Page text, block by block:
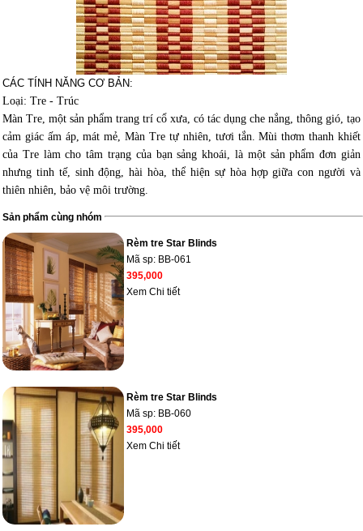
CÁC TÍNH NĂNG CƠ BẢN:
Loại: Tre - Trúc
Màn Tre, một sản phẩm trang trí cổ xưa, có tác dụng che nắng, thông gió, tạo
cảm giác ấm áp, mát mẻ, Màn Tre tự nhiên, tươi tắn. Mùi thơm thanh khiết
của Tre làm cho tâm trạng của bạn sảng khoái, là một sản phẩm đơn giản
nhưng tinh tế, sinh động, hài hòa, thể hiện sự hòa hợp giữa con người và
thiên nhiên, bảo vệ môi trường.
Sản phẩm cùng nhóm
Rèm tre Star Blinds
Mã sp: BB-061
395,000
Xem Chi tiết
Rèm tre Star Blinds
Mã sp: BB-060
395,000
Xem Chi tiết